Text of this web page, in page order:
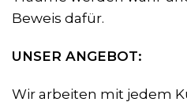
Beweis dafür.
UNSER ANGEBOT:
Wir arbeiten mit jedem